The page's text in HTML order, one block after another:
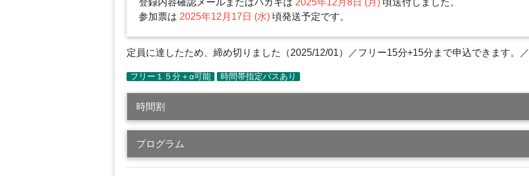
登録内容確認メールまたはハガキは 2025年12月8日 (月)頃送付しました。
参加票は 2025年12月17日 (水)頃発送予定です。
定員に達したため、締め切りました（2025/12/01）／フリー15分+15分まで申込できます。／
時間割
プログラム